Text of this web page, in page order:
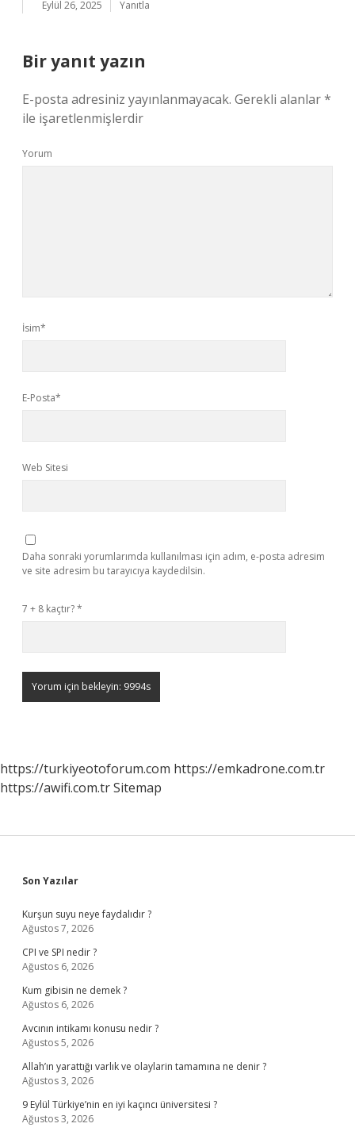
Eylül 26, 2025 Yanıtla
Bir yanıt yazın
E-posta adresiniz yayınlanmayacak. Gerekli alanlar*
ile işaretlenmişlerdir
Yorum
İsim*
E-Posta*
Web Sitesi
Daha sonraki yorumlarımda kullanılması için adım, e-posta adresim
ve site adresim bu tarayıcıya kaydedilsin.
7 + 8 kaçtır?*
https://turkiyeotoforum.com https://emkadrone.com.tr
https://awifi.com.trSitemap
Sidebar
Son Yazılar
Kurşun suyu neye faydalıdır ?
Ağustos 7, 2026
CPI ve SPI nedir ?
Ağustos 6, 2026
Kum gibisin ne demek ?
Ağustos 6, 2026
Avcının intikamı konusu nedir ?
Ağustos 5, 2026
Allah’ın yarattığı varlık ve olaylarin tamamına ne denir ?
Ağustos 3, 2026
9 Eylül Türkiye’nin en iyi kaçıncı üniversitesi ?
Ağustos 3, 2026